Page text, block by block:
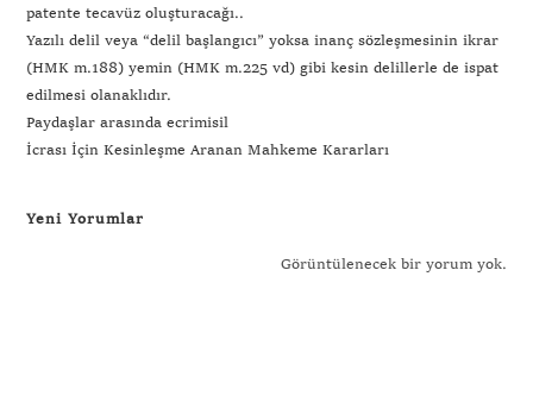
patente tecavüz oluşturacağı..
Yazılı delil veya “delil başlangıcı” yoksa inanç sözleşmesinin ikrar
(HMK m.188) yemin (HMK m.225 vd) gibi kesin delillerle de ispat
edilmesi olanaklıdır.
Paydaşlar arasında ecrimisil
İcrası İçin Kesinleşme Aranan Mahkeme Kararları
Yeni Yorumlar
Görüntülenecek bir yorum yok.